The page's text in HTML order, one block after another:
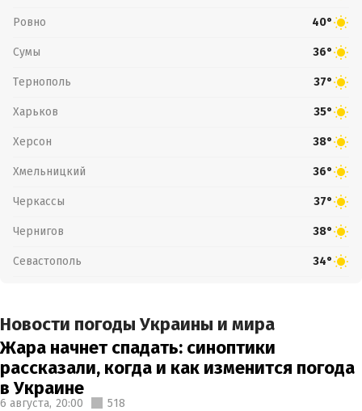
Ровно 40°
Сумы 36°
Тернополь 37°
Харьков 35°
Херсон 38°
Хмельницкий 36°
Черкассы 37°
Чернигов 38°
Севастополь 34°
Новости погоды Украины и мира
Жара начнет спадать: синоптики
рассказали, когда и как изменится погода
в Украине
6 августа, 20:00 518